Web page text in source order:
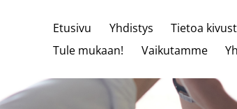
Etusivu Yhdistys Tietoa
Tule mukaan!
Vaikutamme